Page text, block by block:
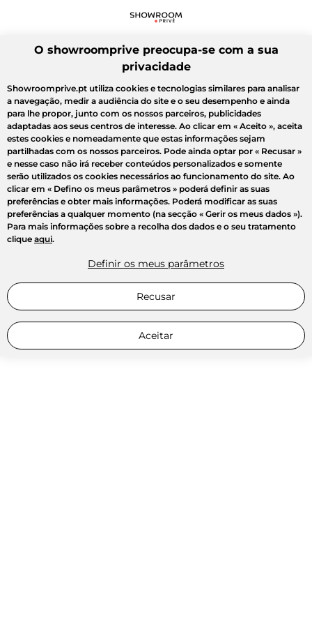
O showroomprive preocupa-se com a sua
privacidade
Showroomprive.pt utiliza cookies e tecnologias similares para analisar
a navegação, medir a audiência do site e o seu desempenho e ainda
para lhe propor, junto com os nossos parceiros, publicidades
adaptadas aos seus centros de interesse. Ao clicar em « Aceito », aceita
estes cookies e nomeadamente que estas informações sejam
partilhadas com os nossos parceiros. Pode ainda optar por « Recusar »
e nesse caso não irá receber conteúdos personalizados e somente
serão utilizados os cookies necessários ao funcionamento do site. Ao
clicar em « Defino os meus parâmetros » poderá definir as suas
preferências e obter mais informações. Poderá modificar as suas
preferências a qualquer momento (na secção « Gerir os meus dados »).
Para mais informações sobre a recolha dos dados e o seu tratamento
clique aqui.
Definir os meus parâmetros
Recusar
Aceitar